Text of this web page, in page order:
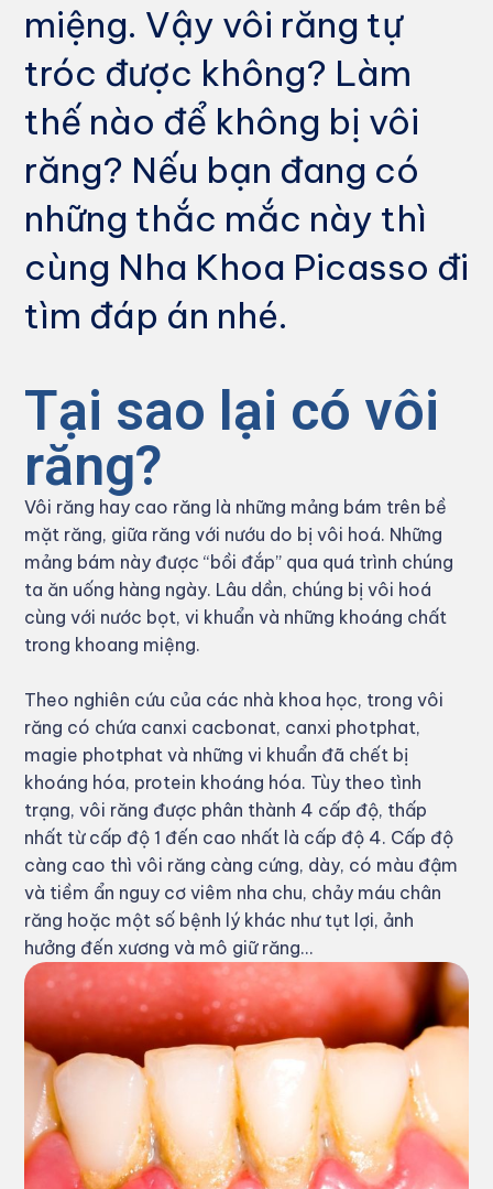
miệng. Vậy vôi răng tự
tróc được không? Làm
thế nào để không bị vôi
răng? Nếu bạn đang có
những thắc mắc này thì
cùng Nha Khoa Picasso đi
tìm đáp án nhé.
Tại sao lại có vôi
răng?
Vôi răng hay cao răng là những mảng bám trên bề
mặt răng, giữa răng với nướu do bị vôi hoá. Những
mảng bám này được “bồi đắp” qua quá trình chúng
ta ăn uống hàng ngày. Lâu dần, chúng bị vôi hoá
cùng với nước bọt, vi khuẩn và những khoáng chất
trong khoang miệng.
Theo nghiên cứu của các nhà khoa học, trong vôi
răng có chứa canxi cacbonat, canxi photphat,
magie photphat và những vi khuẩn đã chết bị
khoáng hóa, protein khoáng hóa. Tùy theo tình
trạng, vôi răng được phân thành 4 cấp độ, thấp
nhất từ cấp độ 1 đến cao nhất là cấp độ 4. Cấp độ
càng cao thì vôi răng càng cứng, dày, có màu đậm
và tiềm ẩn nguy cơ viêm nha chu, chảy máu chân
răng hoặc một số bệnh lý khác như tụt lợi, ảnh
hưởng đến xương và mô giữ răng…